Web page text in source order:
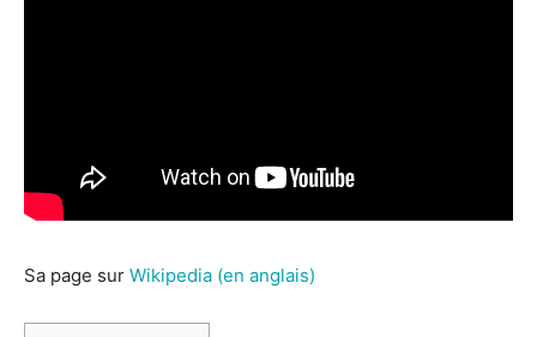
Sa page sur Wikipedia (en anglais)